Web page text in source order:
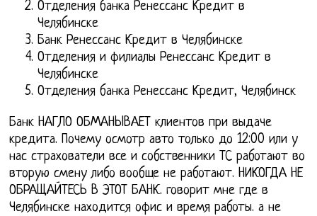
Отделения банка Ренессанс Кредит в
Челябинске
Банк Ренессанс Кредит в Челябинске
Отделения и филиалы Ренессанс Кредит в
Челябинске
Отделения банка Ренессанс Кредит, Челябинск
Банк НАГЛО ОБМАНЫВАЕТ клиентов при выдаче
кредита. Почему осмотр авто только до 12:00 или у
нас страхователи все и собственники ТС работают во
вторую смену либо вообще не работают. НИКОГДА НЕ
ОБРАЩАЙТЕСЬ В ЭТОТ БАНК. говорит мне где в
Челябинске находится офис и время работы. а не